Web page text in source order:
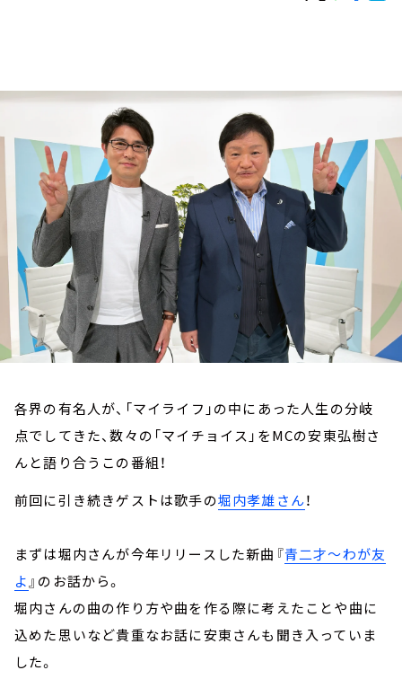
イベント・グッズ
YouTube
会社情報
各界の有名人が、「マイライフ」の中にあった人生の分岐
点でしてきた、数々の「マイチョイス」をMCの安東弘樹さ
んと語り合うこの番組！
前回に引き続きゲストは歌手の堀内孝雄さん！
まずは堀内さんが今年リリースした新曲『青二才～わが友
よ』のお話から。
堀内さんの曲の作り方や曲を作る際に考えたことや曲に
込めた思いなど貴重なお話に安東さんも聞き入っていま
した。